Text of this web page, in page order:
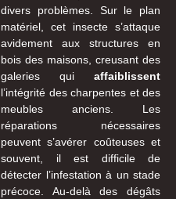
divers problèmes. Sur le plan
matériel, cet insecte s’attaque
avidement aux structures en
bois des maisons, creusant des
galeries qui affaiblissent
l’intégrité des charpentes et des
meubles anciens. Les
réparations nécessaires
peuvent s’avérer coûteuses et
souvent, il est difficile de
détecter l’infestation à un stade
précoce. Au-delà des dégâts